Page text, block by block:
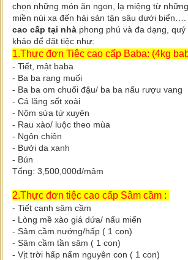
chọn những món ăn ngon, lạ miệng từ
miền núi xa đến hải sản tận sâu dưới biển….
cao cấp tại nhà phong phú và đa dạng,
khảo để đặt tiệc như:
1.Thực đơn Tiệc cao cấp Baba: (4kg
- Tiết, mật baba
- Ba ba rang muối
- Ba ba om chuối đậu/ ba ba nấu rượu vang
- Cá lăng sốt xoài
- Nộm sứa tứ xuyên
- Rau xào/ luộc theo mùa
- Ngôn chiên
- Bưởi da xanh
- Bún
Tổng: 3,500,000đ/mâm
2.Thực đơn tiệc cao cấp Sâm cầm :
- Tiết canh sâm cầm
- Lòng mề xào giá dứa/ nấu miến
- Sâm cầm nướng/hấp ( 1 con)
- Sâm cầm tần sâm ( 1 con)
- Vịt trời hấp nấm nguyên con ( 1 con)